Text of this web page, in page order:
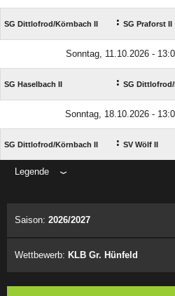
SG Dittlofrod/​Körnbach II : SG Praforst II
Sonntag, 11.10.2026 -
SG Haselbach II : SG Dittlofrod/​
Sonntag, 18.10.2026 -
SG Dittlofrod/​Körnbach II : SV Wölf II
Legende
Saison: 2026/2027
Wettbewerb: KLB Gr. Hünfeld